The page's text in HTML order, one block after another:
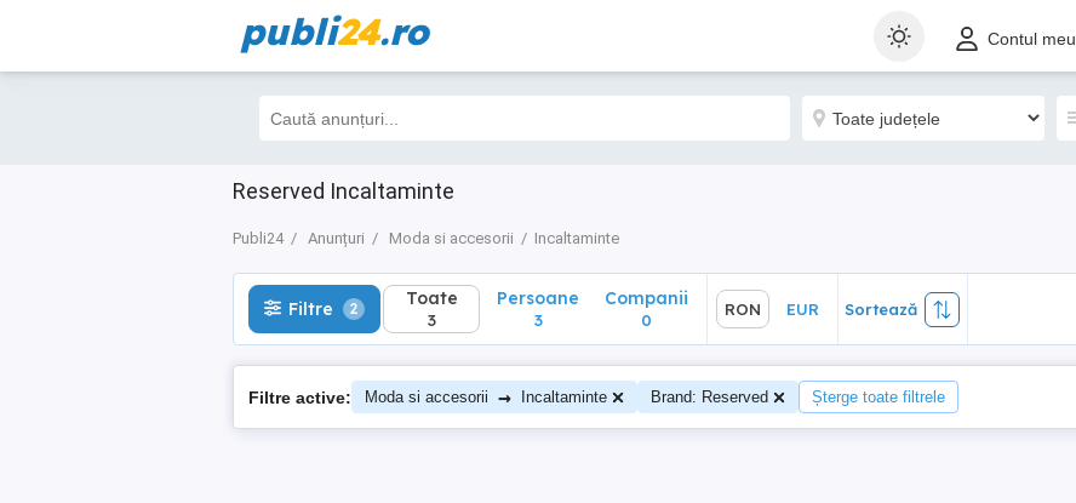
publi24.ro Contul meu
Reserved Incaltaminte
Publi24 Anunțuri Moda si accesorii Incaltaminte
Filtre 2 Toate
3
Sortează
Filtre 2 Toate
3
Persoane
3
Companii
0
RON EUR Sortează
Filtre active: Moda si accesorii → Incaltaminte Brand: Reserved Șterge toate filtrele